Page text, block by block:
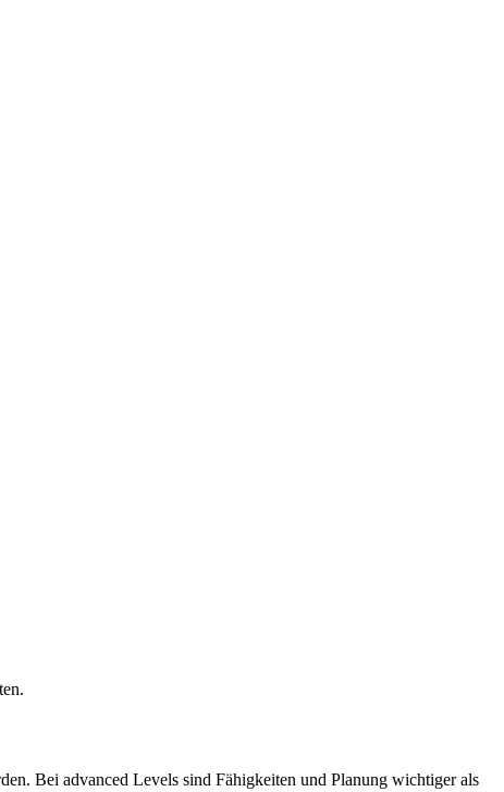
Bei advanced Levels sind Fähigkeiten und Planung wichtiger als